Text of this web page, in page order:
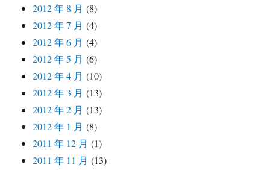
2012 年 8 月 (8)
2012 年 7 月 (4)
2012 年 6 月 (4)
2012 年 5 月 (6)
2012 年 4 月 (10)
2012 年 3 月 (13)
2012 年 2 月 (13)
2012 年 1 月 (8)
2011 年 12 月 (1)
2011 年 11 月 (13)